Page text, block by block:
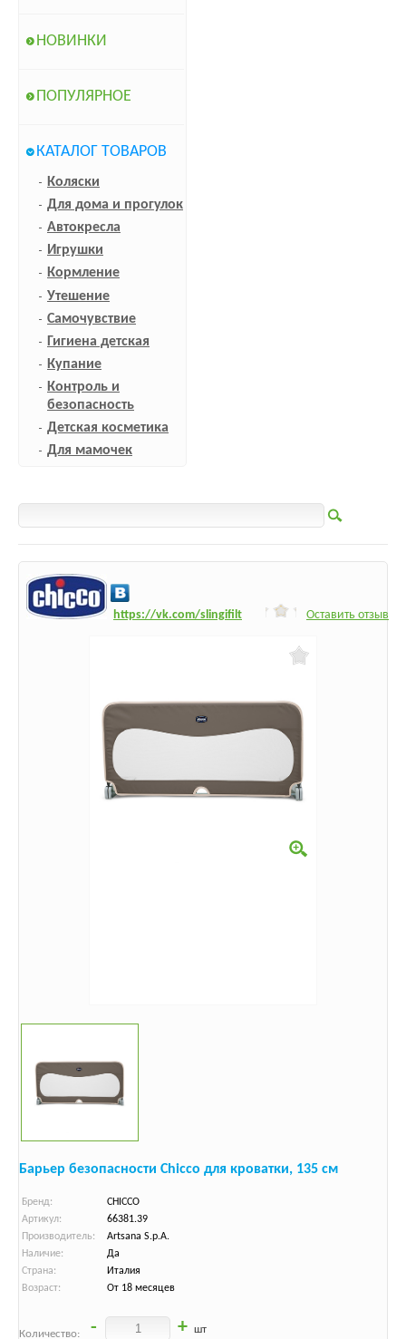
НОВИНКИ
ПОПУЛЯРНОЕ
КАТАЛОГ ТОВАРОВ
Коляски
Для дома и прогулок
Автокресла
Игрушки
Кормление
Утешение
Самочувствие
Гигиена детская
Купание
Контроль и
безопасность
Детская косметика
Для мамочек
https://vk.com/slingifilt Оставить отзыв
Барьер безопасности Chicco для кроватки, 135 см
Бренд:
CHICCO
Артикул:
66381.39
Производитель:
Artsana S.p.A.
Наличие:
Да
Страна:
Италия
Возраст:
От 18 месяцев
Количество: - + шт